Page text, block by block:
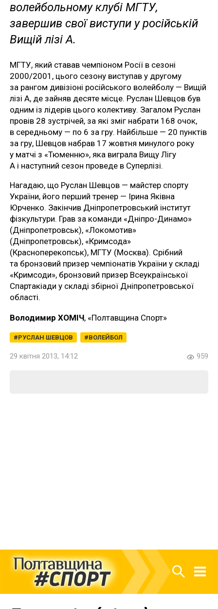
волейбольному клубі МГТУ,
завершив свої виступи у російській
Вищій лізі А.
МГТУ, який ставав чемпіоном Росії в сезоні
2000/2001, цього сезону виступав у другому
за рангом дивізіоні російського волейболу — Вищій
лізі А, де зайняв десяте місце. Руслан Шевцов був
одним із лідерів цього колективу. Загалом Руслан
провів 28 зустрічей, за які зміг набрати 168 очок,
в середньому — по 6 за гру. Найбільше — 20 пунктів
за гру, Шевцов набрав 17 жовтня минулого року
у матчі з «Тюменню», яка виграла Вищу Лігу
А і наступний сезон проведе в Суперлізі.
Нагадаю, що Руслан Шевцов — майстер спорту
України, його перший тренер — Ірина Яківна
Юрченко. Закінчив Дніпропетровський інститут
фізкультури. Грав за команди «Дніпро-Динамо»
(Дніпропетровськ), «Локомотив»
(Дніпропетровськ), «Кримсода»
(Красноперекопськ), МГТУ (Москва). Срібний
та бронзовий призер чемпіонатів України у складі
«Кримсоди», бронзовий призер Всеукраїнської
Спартакіади у складі збірної Дніпропетровської
області.
Володимир ХОМІЧ, «Полтавщина Спорт»
РУСЛАН ШЕВЦОВ ВОЛЕЙБОЛ
29 квітня 2013, 14:12 959